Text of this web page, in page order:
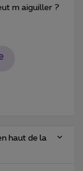
m aiguiller ?
haut de la